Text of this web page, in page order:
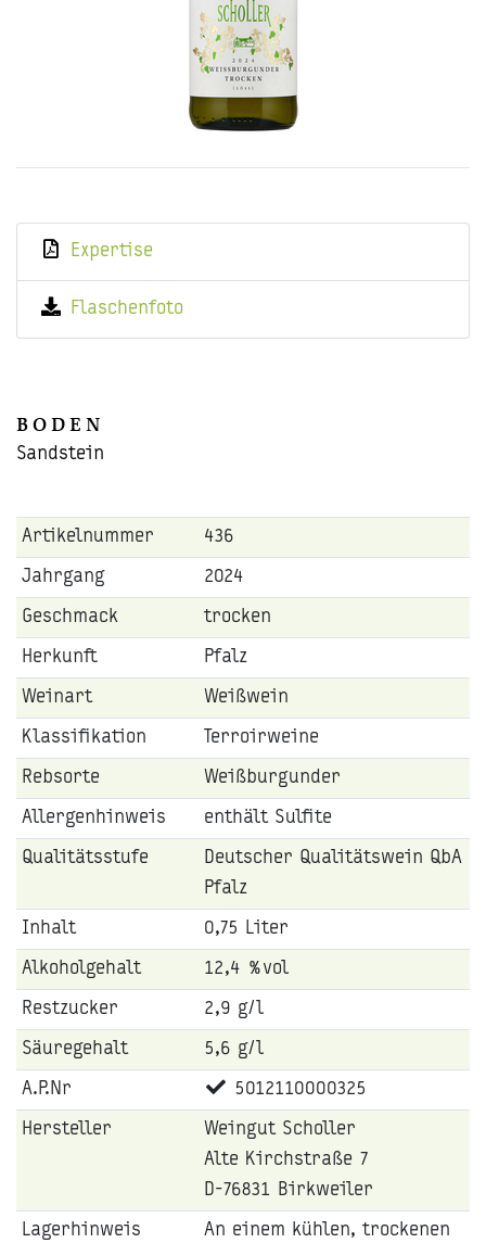
BODEN
Sandstein
Artikelnummer
436
Jahrgang
2024
Geschmack
trocken
Herkunft
Pfalz
Weinart
Weißwein
Klassifikation
Terroirweine
Rebsorte
Weißburgunder
Allergenhinweis
enthält Sulfite
Qualitätsstufe
Deutscher Qualitätswein QbA
Pfalz
Inhalt
0,75 Liter
Alkoholgehalt
12,4 %vol
Restzucker
2,9 g/l
Säuregehalt
5,6 g/l
A.P.Nr
5012110000325
Hersteller
Weingut Scholler
Alte Kirchstraße 7
D-76831 Birkweiler
Lagerhinweis
An einem kühlen, trockenen
Expertise
Flaschenfoto